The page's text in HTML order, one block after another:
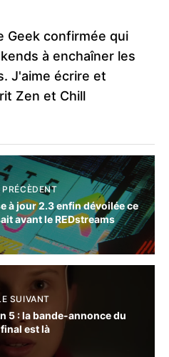
Geek confirmée qui
à enchaîner les
J'aime écrire et
Zen et Chill
à jour 2.3 enfin dévoilée ce
avant le REDstreams
SUIVANT
5 : la bande-annonce du
est là